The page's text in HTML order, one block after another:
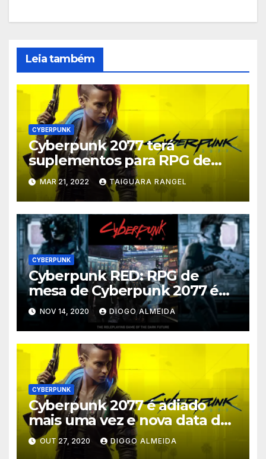
Leia também
CYBERPUNK
Cyberpunk 2077 terá
suplementos para RPG de
mesa
MAR 21, 2022 TAIGUARA RANGEL
CYBERPUNK
Cyberpunk RED: RPG de
mesa de Cyberpunk 2077 é
lançado
NOV 14, 2020 DIOGO ALMEIDA
CYBERPUNK
Cyberpunk 2077 é adiado
mais uma vez e nova data de
lançamento vai ser em
dezembro
OUT 27, 2020 DIOGO ALMEIDA